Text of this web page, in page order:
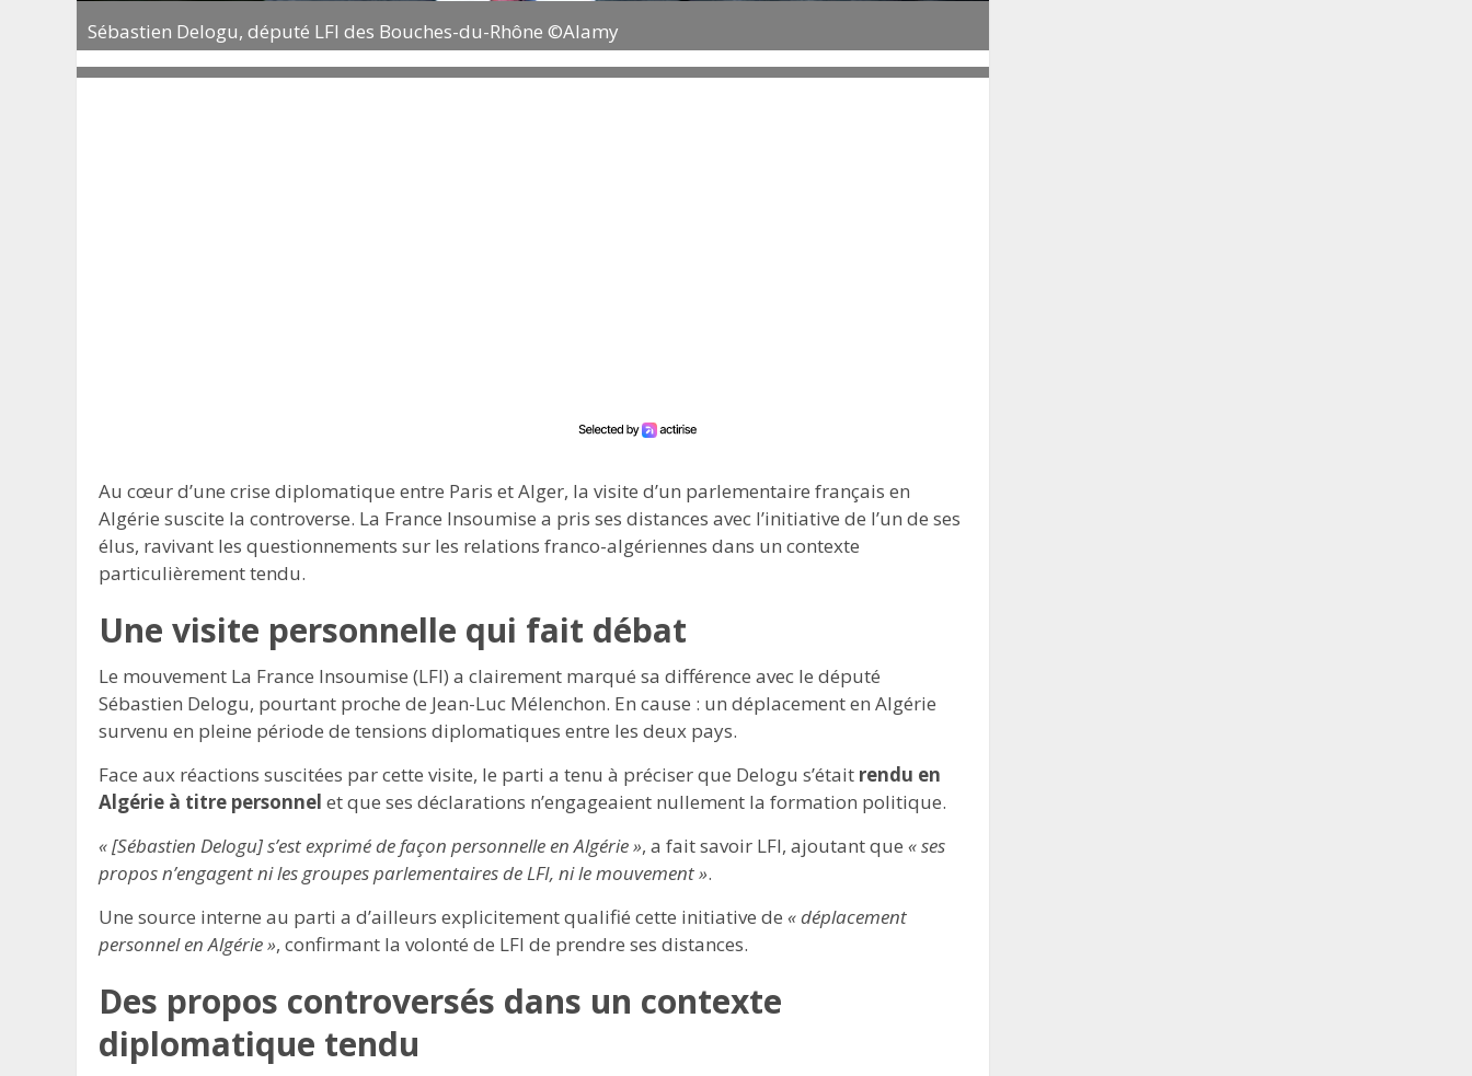
Sébastien Delogu, député LFI des Bouches-du-Rhône ©Alamy
Au cœur d’une crise diplomatique entre Paris et Alger, la visite d’un parlementaire français en
Algérie suscite la controverse. La France Insoumise a pris ses distances avec l’initiative de l’un de ses
élus, ravivant les questionnements sur les relations franco-algériennes dans un contexte
particulièrement tendu.
Une visite personnelle qui fait débat
Le mouvement La France Insoumise (LFI) a clairement marqué sa différence avec le député
Sébastien Delogu, pourtant proche de Jean-Luc Mélenchon. En cause : un déplacement en Algérie
survenu en pleine période de tensions diplomatiques entre les deux pays.
Face aux réactions suscitées par cette visite, le parti a tenu à préciser que Delogu s’était rendu en
Algérie à titre personnel et que ses déclarations n’engageaient nullement la formation politique.
« [Sébastien Delogu] s’est exprimé de façon personnelle en Algérie », a fait savoir LFI, ajoutant que « ses
propos n’engagent ni les groupes parlementaires de LFI, ni le mouvement ».
Une source interne au parti a d’ailleurs explicitement qualifié cette initiative de « déplacement
personnel en Algérie », confirmant la volonté de LFI de prendre ses distances.
Des propos controversés dans un contexte
diplomatique tendu